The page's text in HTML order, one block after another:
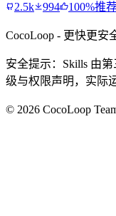
2.5k 994 100%推
CocoLoop - 更快更安
安全提示：Skills 由
级与权限声明，实际
© 2026 CocoLoop